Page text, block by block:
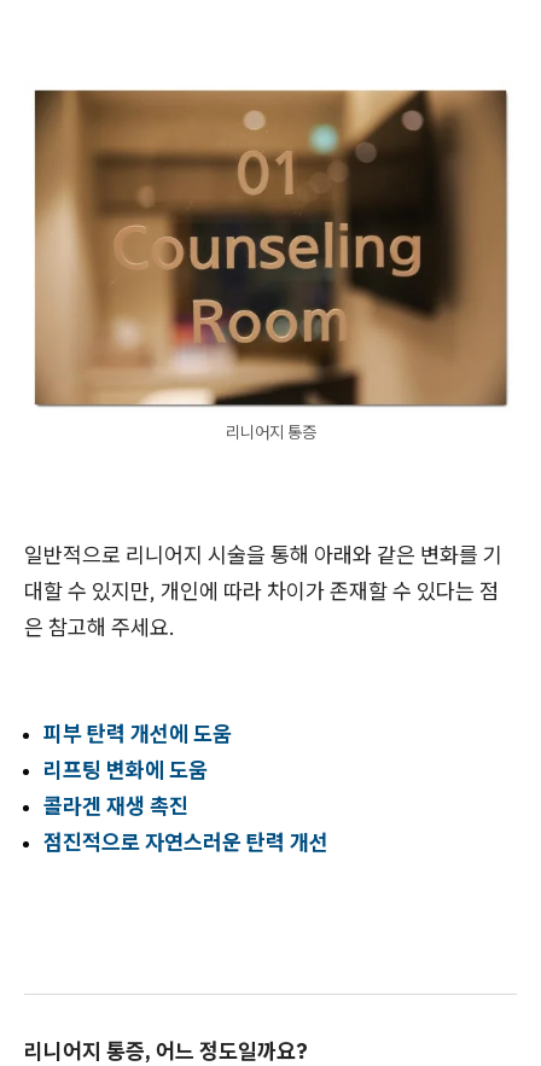
리니어지 통증
일반적으로 리니어지 시술을 통해 아래와 같은 변화를 기
대할 수 있지만, 개인에 따라 차이가 존재할 수 있다는 점
은 참고해 주세요.
피부 탄력 개선에 도움
리프팅 변화에 도움
콜라겐 재생 촉진
점진적으로 자연스러운 탄력 개선
리니어지 통증, 어느 정도일까요?